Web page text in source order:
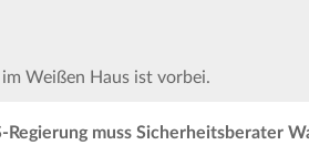
Weißen Haus ist vorbei.
muss Sicherheitsberater